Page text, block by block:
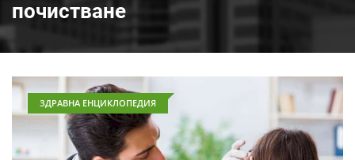
почистване
ЗДРАВНА ЕНЦИКЛОПЕДИЯ